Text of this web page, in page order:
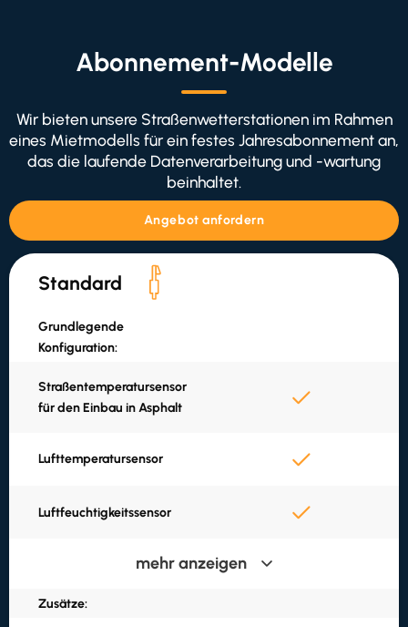
Abonnement-Modelle
Wir bieten unsere Straßenwetterstationen im Rahmen
eines Mietmodells für ein festes Jahresabonnement an,
das die laufende Datenverarbeitung und -wartung
beinhaltet.
Angebot anfordern
Standard
Grundlegende
Konfiguration:
Straßentemperatursensor
für den Einbau in Asphalt
Lufttemperatursensor
Luftfeuchtigkeitssensor
Berechneter Taupunktmehr anzeigen
Zusätze: